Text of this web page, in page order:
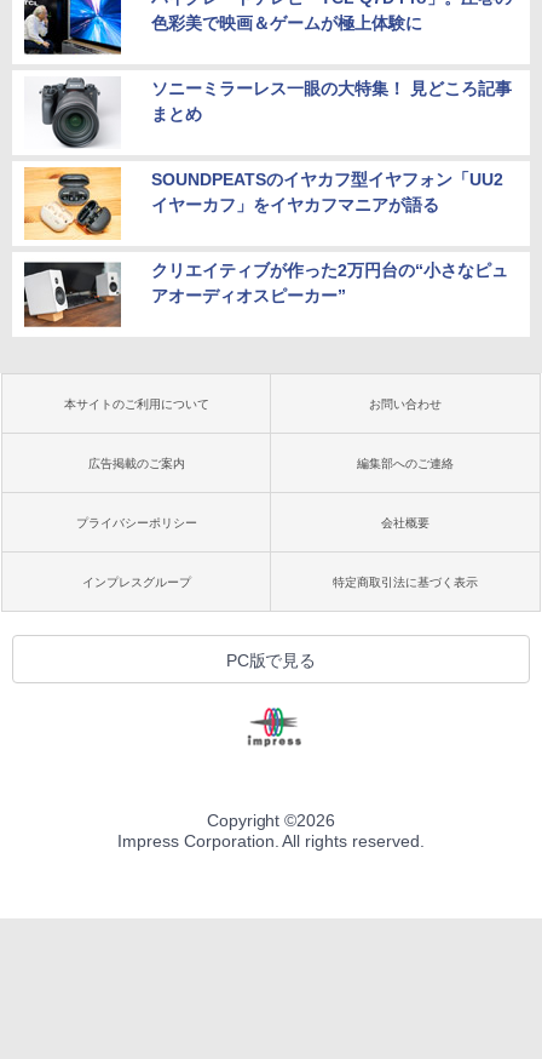
色彩美で映画＆ゲームが極上体験に
ソニーミラーレス一眼の大特集！ 見どころ記事
まとめ
SOUNDPEATSのイヤカフ型イヤフォン「UU2
イヤーカフ」をイヤカフマニアが語る
クリエイティブが作った2万円台の“小さなピュ
アオーディオスピーカー”
本サイトのご利用について お問い合わせ
広告掲載のご案内 編集部へのご連絡
プライバシーポリシー 会社概要
インプレスグループ 特定商取引法に基づく表示
PC版で見る
Copyright ©2026
Impress Corporation. All rights reserved.